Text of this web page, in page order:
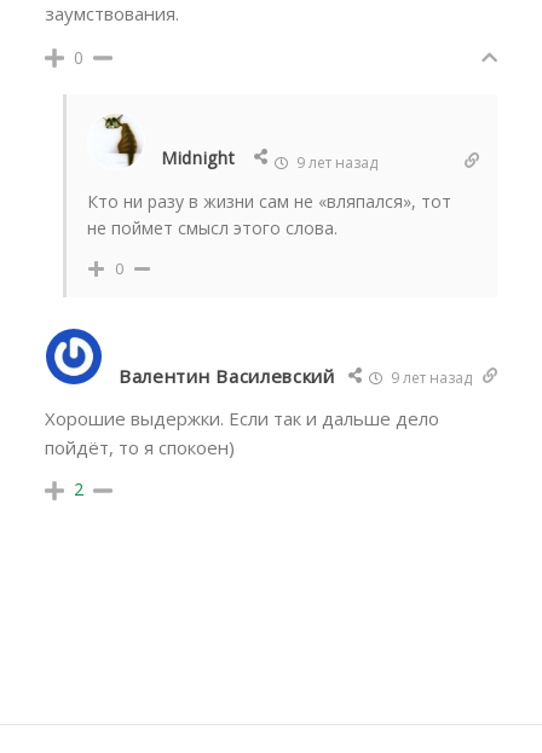
заумствования.
0
Midnight 9 лет назад
Кто ни разу в жизни сам не «вляпался», тот
не поймет смысл этого слова.
0
Валентин Василевский 9 лет назад
Хорошие выдержки. Если так и дальше дело
пойдёт, то я спокоен)
2